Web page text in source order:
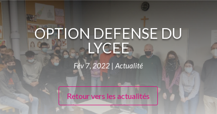
OPTION DEFENSE DU
LYCEE
Fév 7, 2022 |Actualité
Retour vers les actualités